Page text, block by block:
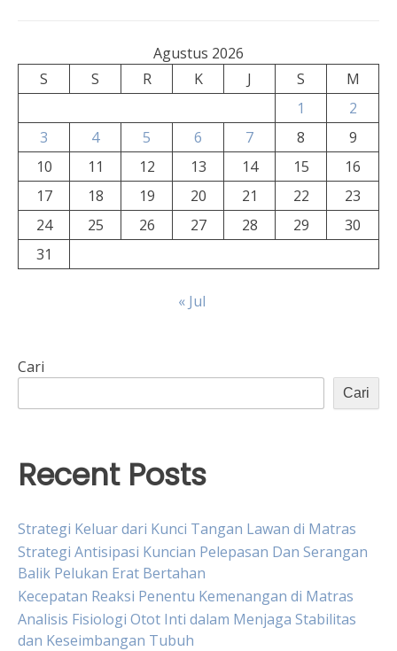
Agustus 2026
S
S R K J S
M
1
2
3
4 5 6 7 8
9
10
11 12 13 14 15
16
17
18 19 20 21 22
23
24
25 26 27 28 29
30
31
« Jul
Cari
Cari
Recent Posts
Strategi Keluar dari Kunci Tangan Lawan di Matras
Strategi Antisipasi Kuncian Pelepasan Dan Serangan
Balik Pelukan Erat Bertahan
Kecepatan Reaksi Penentu Kemenangan di Matras
Analisis Fisiologi Otot Inti dalam Menjaga Stabilitas
dan Keseimbangan Tubuh